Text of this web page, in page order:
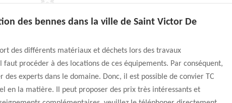
des bennes dans la ville de Saint Victor De
des différents matériaux et déchets lors des travaux
procéder à des locations de ces équipements. Par conséquent,
des experts dans le domaine. Donc, il est possible de convier TC
en la matière. Il peut proposer des prix très intéressants et